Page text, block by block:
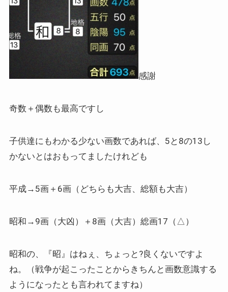
感謝
奇数＋偶数も最高ですし
子供達にもわかる少ない画数であれば、5と8の13し
かないとはおもってましたけれども
平成→5画＋6画（どちらも大吉、総額も大吉）
昭和→9画（大凶）＋8画（大吉）総画17（△）
昭和の、『昭』はねぇ、ちょっと?良くないですよ
ね。（戦争が起こったことからきちんと画数意識する
ようになったとも言われてますね）